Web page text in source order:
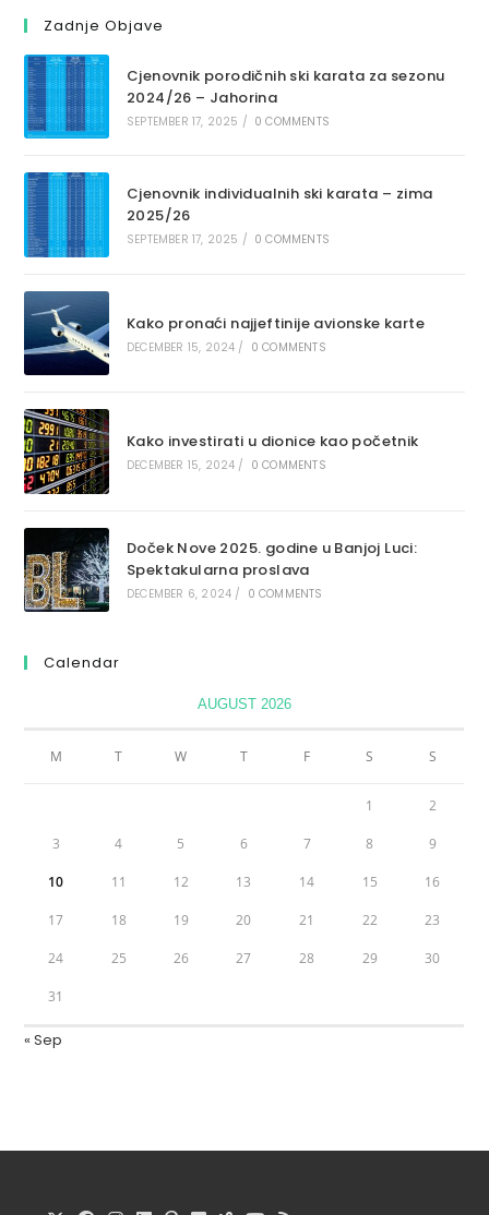
Zadnje Objave
Cjenovnik porodičnih ski karata za sezonu
2024/26 – Jahorina
SEPTEMBER 17, 2025 / 0 COMMENTS
Cjenovnik individualnih ski karata – zima
2025/26
SEPTEMBER 17, 2025 / 0 COMMENTS
Kako pronaći najjeftinije avionske karte
DECEMBER 15, 2024 / 0 COMMENTS
Kako investirati u dionice kao početnik
DECEMBER 15, 2024 / 0 COMMENTS
Doček Nove 2025. godine u Banjoj Luci:
Spektakularna proslava
DECEMBER 6, 2024 / 0 COMMENTS
Calendar
AUGUST 2026
M T W T F S S
1 2
3 4 5 6 7 8 9
10 11 12 13 14 15 16
17 18 19 20 21 22 23
24 25 26 27 28 29 30
31
« Sep